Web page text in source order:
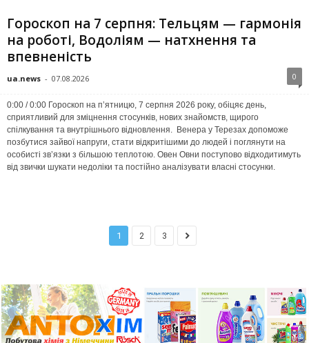
Гороскоп на 7 серпня: Тельцям — гармонія
на роботі, Водоліям — натхнення та
впевненість
ua.news - 07.08.2026 0
0:00 / 0:00 Гороскоп на п’ятницю, 7 серпня 2026 року, обіцяє день,
сприятливий для зміцнення стосунків, нових знайомств, щирого
спілкування та внутрішнього відновлення. Венера у Терезах допоможе
позбутися зайвої напруги, стати відкритішими до людей і поглянути на
особисті зв’язки з більшою теплотою. Овен Овни поступово відходитимуть
від звички шукати недоліки та постійно аналізувати власні стосунки.
1 2 3